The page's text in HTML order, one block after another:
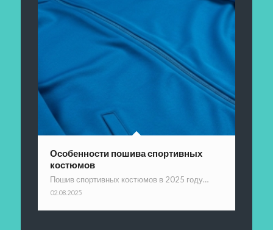
Особенности пошива спортивных
костюмов
Пошив спортивных костюмов в 2025 году…
02.08.2025